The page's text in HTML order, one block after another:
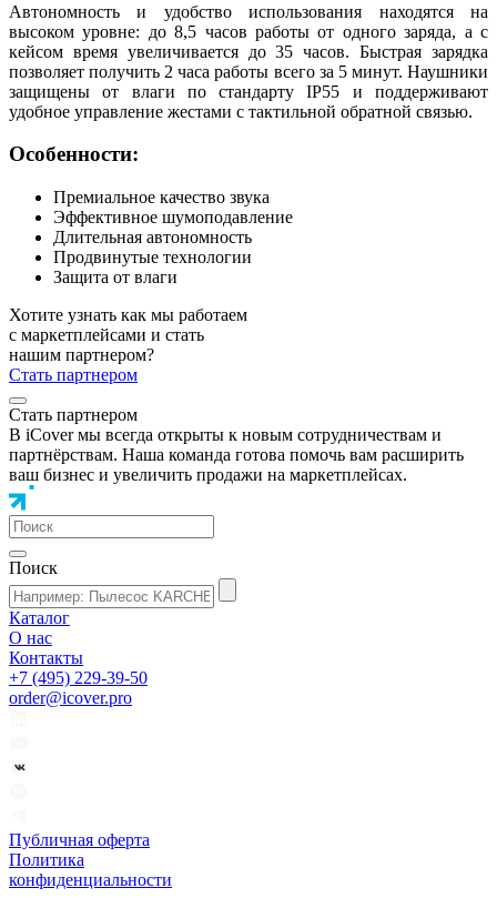
Автономность и удобство использования находятся на
высоком уровне: до 8,5 часов работы от одного заряда, а с
кейсом время увеличивается до 35 часов. Быстрая зарядка
позволяет получить 2 часа работы всего за 5 минут. Наушники
защищены от влаги по стандарту IP55 и поддерживают
удобное управление жестами с тактильной обратной связью.
Особенности:
Премиальное качество звука
Эффективное шумоподавление
Длительная автономность
Продвинутые технологии
Защита от влаги
Хотите узнать как мы работаем
с маркетплейсами и стать
нашим партнером?
Стать партнером
Стать партнером
В iCover мы всегда открыты к новым сотрудничествам и
партнёрствам. Наша команда готова помочь вам расширить
ваш бизнес и увеличить продажи на маркетплейсах.
Поиск
Каталог
О нас
Контакты
+7 (495) 229-39-50
order@icover.pro
Публичная оферта
Политика
конфиденциальности